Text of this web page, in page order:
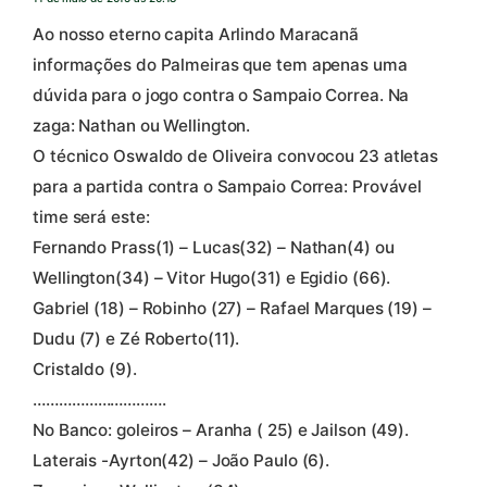
Ao nosso eterno capita Arlindo Maracanã
informações do Palmeiras que tem apenas uma
dúvida para o jogo contra o Sampaio Correa. Na
zaga: Nathan ou Wellington.
O técnico Oswaldo de Oliveira convocou 23 atletas
para a partida contra o Sampaio Correa: Provável
time será este:
Fernando Prass(1) – Lucas(32) – Nathan(4) ou
Wellington(34) – Vitor Hugo(31) e Egidio (66).
Gabriel (18) – Robinho (27) – Rafael Marques (19) –
Dudu (7) e Zé Roberto(11).
Cristaldo (9).
………………………….
No Banco: goleiros – Aranha ( 25) e Jailson (49).
Laterais -Ayrton(42) – João Paulo (6).